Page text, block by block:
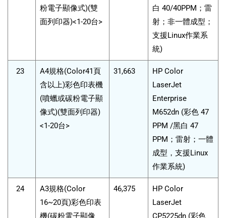
粉電子顯像式)(雙
面列印器)<1-20台>
白 40/40PPM；雷
射；非一體成型；
支援Linux作業系
統)
23
A4規格(Color41頁
含以上)彩色印表機
(噴蠟或碳粉電子顯
像式)(雙面列印器)
<1-20台>
31,663
HP Color
LaserJet
Enterprise
M652dn (彩色 47
PPM /黑白 47
PPM；雷射；一體
成型，支援Linux
作業系統)
24
A3規格(Color
16~20頁)彩色印表
機(碳粉電子顯像
46,375
HP Color
LaserJet
CP5225dn (彩色